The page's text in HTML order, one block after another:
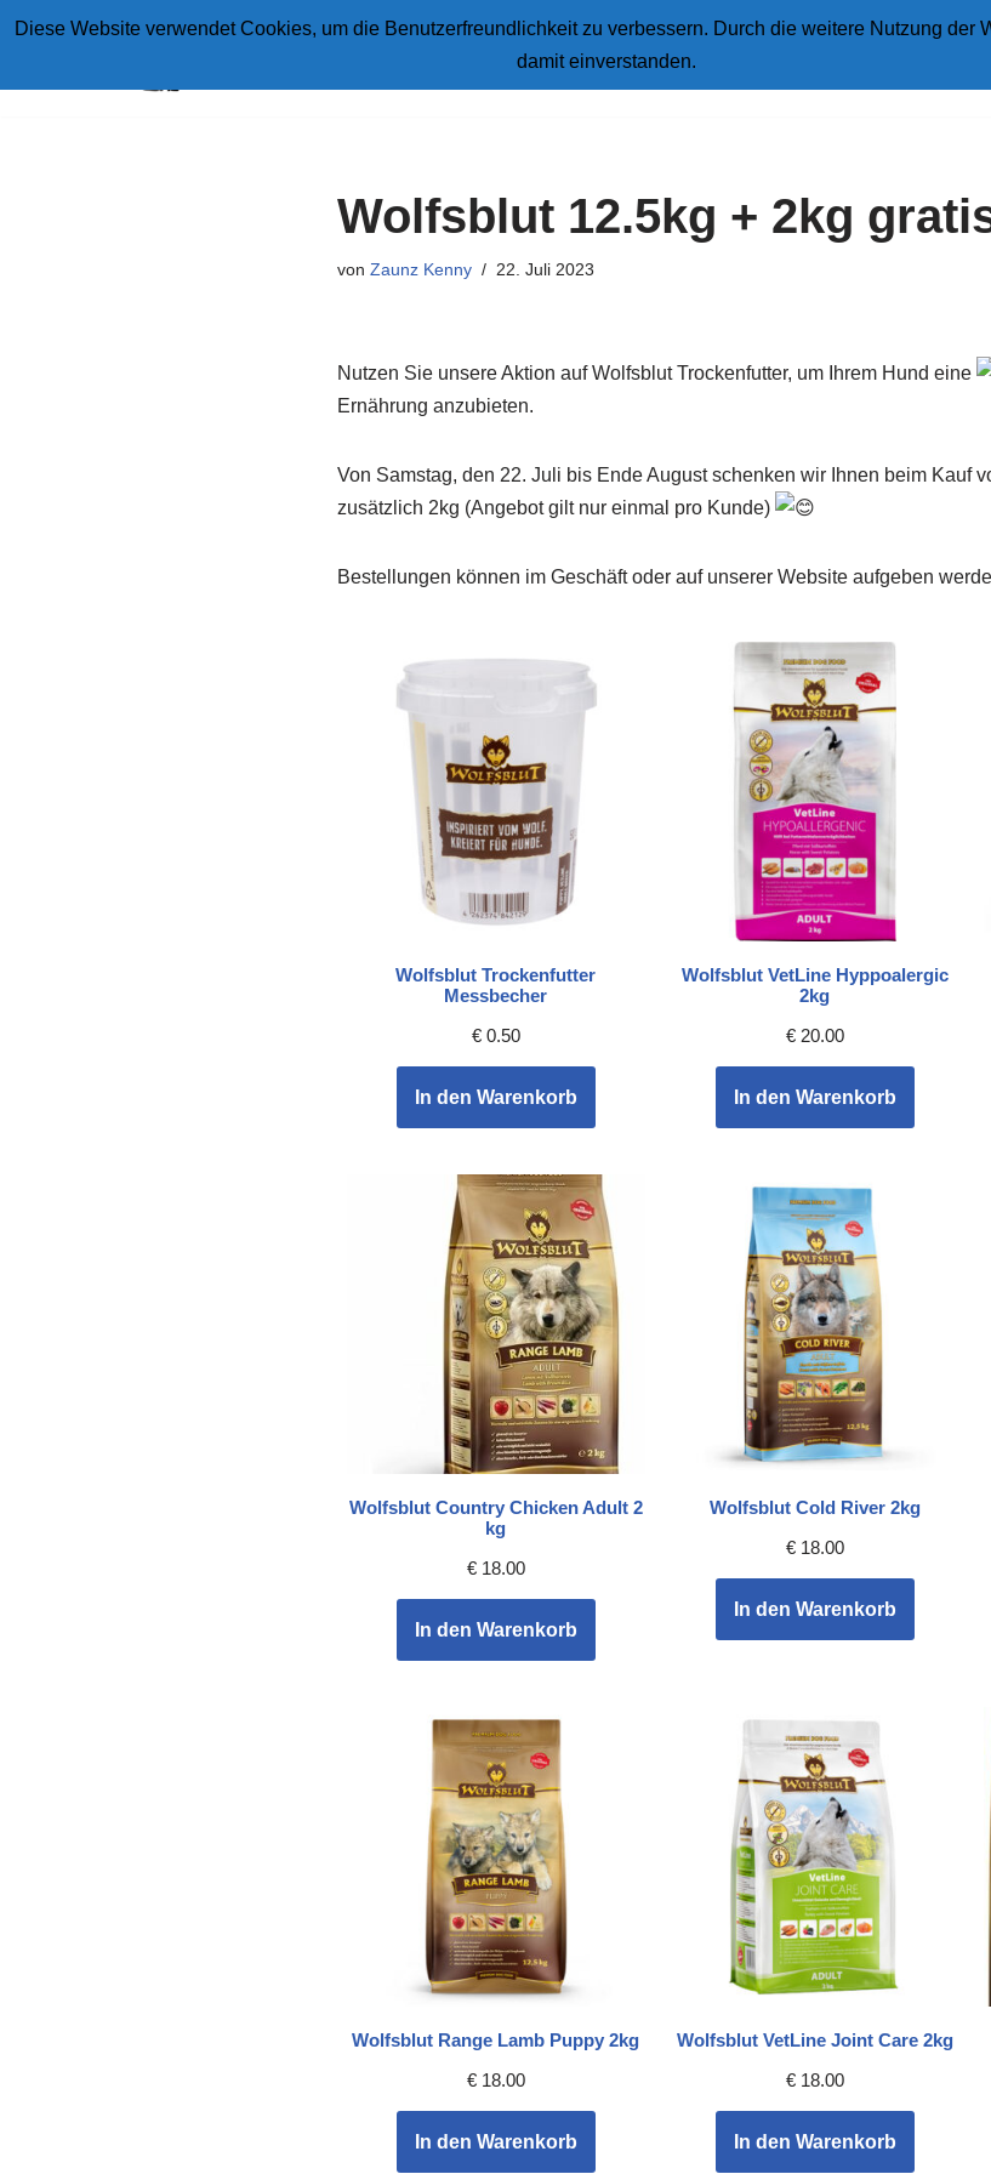
Wolfsblut 12.5kg + 2kg
von Zaunz Kenny 22. Juli 2023
Nutzen Sie unsere Aktion auf Wolfsblut Trockenfutter, um Ihrem Hund eine
Ernährung anzubieten.
Von Samstag, den 22. Juli bis Ende August schenken wir Ihnen beim Kauf
zusätzlich 2kg (Angebot gilt nur einmal pro Kunde)
Bestellungen können im Geschäft oder auf unserer Website aufgeben
Wolfsblut Trockenfutter
Messbecher
€0.50
In den Warenkorb
Wolfsblut VetLine Hyppoalergic
2kg
€20.00
In den Warenkorb
Wolfsblut Country Chicken Adult 2
kg
€18.00
In den Warenkorb
Wolfsblut Cold River 2kg
€18.00
In den Warenkorb
Wolfsblut Range Lamb Puppy 2kg
€18.00
In den Warenkorb
Wolfsblut VetLine Joint Care 2kg
€18.00
In den Warenkorb
Diese Website verwendet Cookies, um die Benutzerfreundlichkeit zu verbessern. Durch die weitere Nutzung der
damit einverstanden.